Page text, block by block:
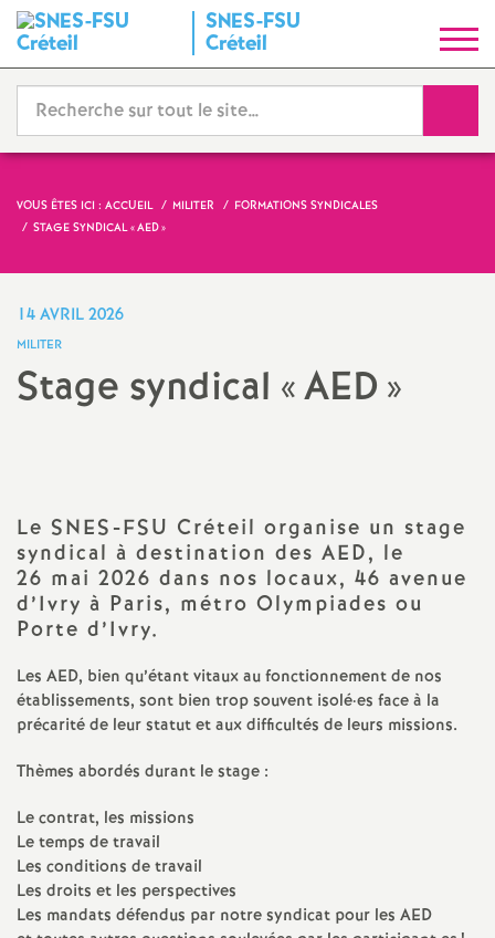
SNES-FSU
Créteil
y
n
d
i
a
a
t
i
o
VOUS ÊTES ICI : ACCUEIL MILITER
FORMATIONS SYNDICALES
STAGE SYNDICAL «AED»
14 AVRIL 2026
MILITER
Stage syndical «AED»
Le SNES-FSU Créteil organise un stage
syndical à destination des AED, le
26 mai 2026 dans nos locaux, 46 avenue
d’Ivry à Paris, métro Olympiades ou
Porte d’Ivry.
Les AED, bien qu’étant vitaux au fonctionnement de nos
établissements, sont bien trop souvent isolé·es face à la
précarité de leur statut et aux difficultés de leurs missions.
Thèmes abordés durant le stage :
Le contrat, les missions
Le temps de travail
Les conditions de travail
Les droits et les perspectives
Les mandats défendus par notre syndicat pour les AED